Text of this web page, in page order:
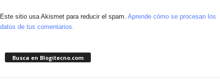
Este sitio usa Akismet para reducir el spam. Aprende cómo se procesan los
datos de tus comentarios.
Busca en Blogitecno.com